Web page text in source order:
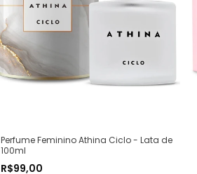
Perfume Feminino Athina Ciclo - Lata de
100ml
R$99,00